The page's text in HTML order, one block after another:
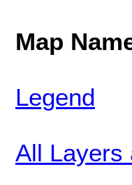
Map
Legend
All Layers